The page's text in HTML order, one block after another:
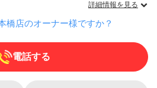
詳細情報を見る
橋店のオーナー様ですか？
電話する